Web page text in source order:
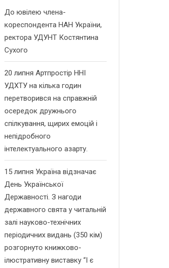
До ювілею члена-
кореспондента НАН України,
ректора УДУНТ Костянтина
Сухого
20 липня Артпростір ННІ
УДХТУ на кілька годин
перетворився на справжній
осередок дружнього
спілкування, щирих емоцій і
непідробного
інтелектуального азарту.
15 липня Україна відзначає
День Української
Державності. З нагоди
державного свята у читальній
залі науково-технічних
періодичних видань (350 кім)
розгорнуто книжково-
ілюстративну виставку “І є